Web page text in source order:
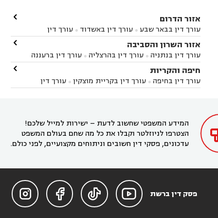
אזור הדרום
עורך דין בבאר שבע  עורך דין באשדוד 
עורך דין
באשקלון
עורך דין בבאר טוביה עורך דין בגן יבנה
עורך דין בניר הבנים עורך דין בערד
זיקים
עורך דין בנתיבות עורך דין בקרית מלאכי

אזור השרון והסביבה
עורך דין בנתניה  עורך דין בהרצליה  עורך דין ברעננה
עורך דין בחדרה עורך דין בכפר סבא
עורך דין בהוד
השרון
עורך דין באבן יהודה
עורך דין בחריש עורך דין בקיסריה עורך דין בקדימה

חיפה והקריות
עורך דין בחיפה  עורך דין בקריית מוצקין 
עורך דין
בקרית מוצקין
עורך דין בקריית אתא
עורך דין

המידע המשפטי שחשוב לדעת – ישירות למייל שלכם!
הצטרפו לניוזלטר וקבלו את כל מה שחם בעולם המשפט
עדכונים, פסקי דין חשובים וניתוחים מקצועיים, לפני כולם.
פסק דין ברשת 


